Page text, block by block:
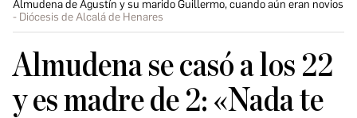
Almudena de Agustín y su marido Guillermo, cuando aún eran novios
Diócesis de Alcalá de Henares
Almudena se casó a los 22
y es madre de 2: «Nada te